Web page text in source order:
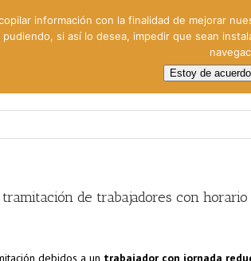
Gestión
tramitación de trabajadores con
debidos a un trabajador con jornada
información con la finalidad de mejorar
si así lo desea, impedir que sean
Estoy de acuerdo